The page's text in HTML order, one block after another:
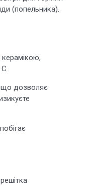
(попельника).
що дозволяє